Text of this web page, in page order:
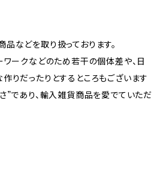
などを取り扱っております。
ワークなどのため若干の個体差や、日
りだったりとするところもございます
”であり、輸入雑貨商品を愛でていただ